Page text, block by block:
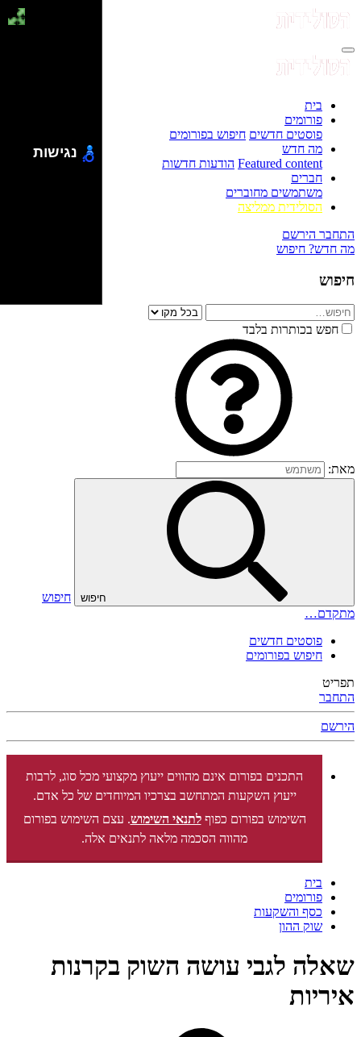
בית
פורומים
פוסטים חדשים חיפוש בפורומים
מה חדש
Featured content הודעות חדשות
חברים
משתמשים מחוברים
הסולידית ממליצה
התחבר הירשם
מה חדש? חיפוש
חיפוש
חפש בכותרות בלבד
מאת:
חיפוש
חיפוש
מתקדם…
פוסטים חדשים
חיפוש בפורומים
תפריט
התחבר
הירשם
התכנים בפורום אינם מהווים ייעוץ מקצועי מכל סוג, לרבות
ייעוץ השקעות המתחשב בצרכיו המיוחדים של כל אדם.
השימוש בפורום כפוףלתנאי השימוש. עצם השימוש בפורום
מהווה הסכמה מלאה לתנאים אלה.
בית
פורומים
כסף והשקעות
שוק ההון
שאלה לגבי עושה השוק בקרנות
איריות
נגישות